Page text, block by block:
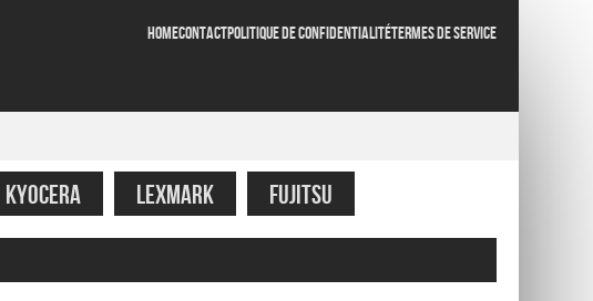
HOMECONTACTPOLITIQUE DE CONFIDENTIALITÉTERMES DE SERVICE
KYOCERA LEXMARK FUJITSU